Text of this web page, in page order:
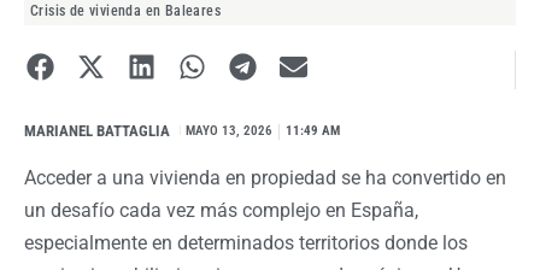
Crisis de vivienda en Baleares
MARIANEL BATTAGLIA MAYO 13, 2026 11:49 AM
Acceder a una vivienda en propiedad se ha convertido en
un desafío cada vez más complejo en España,
especialmente en determinados territorios donde los